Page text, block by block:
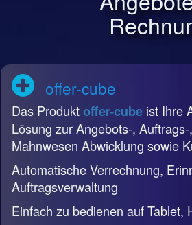
offer-cube
Das Produktoffer-cube ist Ihre
Lösung zur Angebots-,
Mahnwesen Abwicklung sowie
Automatische Verrechnung,
Auftragsverwaltung
Einfach zu bedienen auf Tablet,